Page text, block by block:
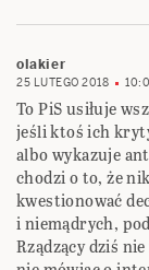
olakier
25 LUTEGO 2018
To PiS usiłuje
jeśli ktoś ich
albo wykazuje
chodzi o to, że
kwestionować
i niemądrych,
Rządzący dziś